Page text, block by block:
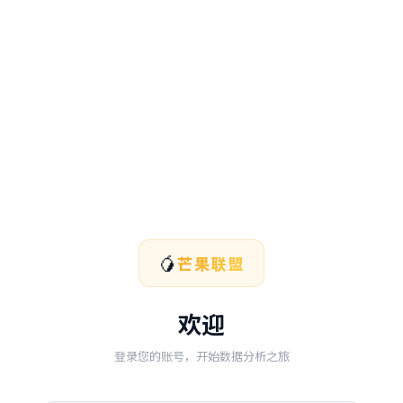
🥭芒果联盟
欢迎
登录您的账号，开始数据分析之旅